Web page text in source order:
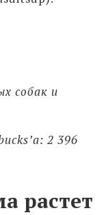
собак и
2 396
растет